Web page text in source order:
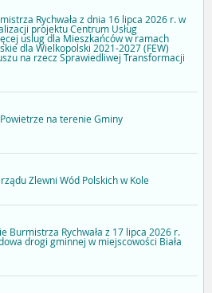
Rychwała z dnia 16 lipca 2026 r. w
projektu Centrum Usług
uslug dla Mieszkańców w ramach
dla Wielkopolski 2021-2027 (FEW)
na rzecz Sprawiedliwej Transformacji
na terenie Gminy
Zlewni Wód Polskich w Kole
Burmistrza Rychwała z 17 lipca 2026 r.
drogi gminnej w miejscowości Biała